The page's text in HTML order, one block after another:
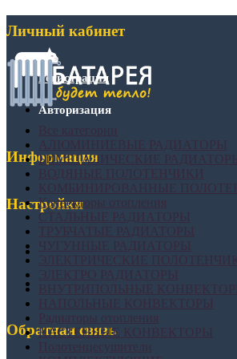
Личный кабинет
Регистрация
Авторизация
Информация
Настройки
Обратная связь
БИМЕТАЛИЧЕСКИЕ РАДИАТОРЫ
Конвекторы отопления
СТАЛЬНЫЕ РАДИАТОРЫ
НАСТЕННЫЕ КОНВЕКТОРЫ